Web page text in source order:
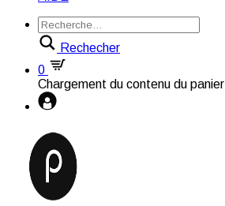
Rechecher
0
Chargement du contenu du panier